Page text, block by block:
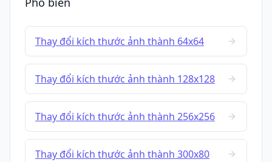
Thay đổi kích thước ảnh thành 64x64
Thay đổi kích thước ảnh thành 128x128
Thay đổi kích thước ảnh thành 256x256
Thay đổi kích thước ảnh thành 300x80